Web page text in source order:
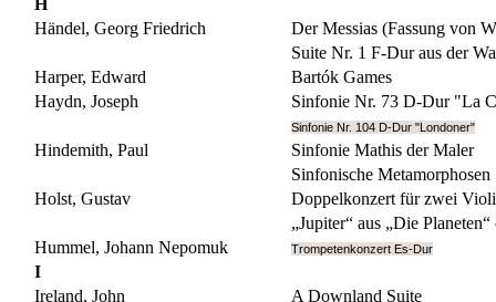
Händel, Georg Friedrich
Der Messias (Fassung von
Suite Nr. 1 F-Dur aus der
Harper, Edward
Bartók Games
Haydn, Joseph
Sinfonie Nr. 73 D-Dur "La
Sinfonie Nr. 104 D-Dur "Londoner"
Hindemith, Paul
Sinfonie Mathis der Maler
Sinfonische Metamorphosen
Holst, Gustav
Doppelkonzert für zwei
„Jupiter“ aus „Die
Hummel, Johann Nepomuk
Trompetenkonzert Es-Dur
I
Ireland, John
A Downland Suite